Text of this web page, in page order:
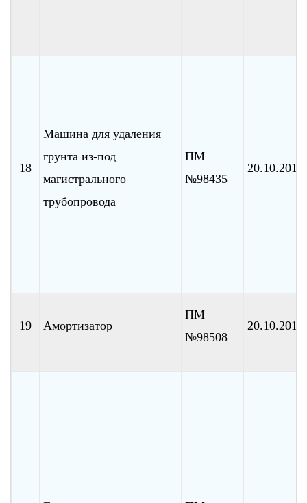
18
Машина для удаления
грунта из-под
магистрального
трубопровода
ПМ
№98435
20.10.2010
19 Амортизатор
ПМ
№98508
20.10.2010